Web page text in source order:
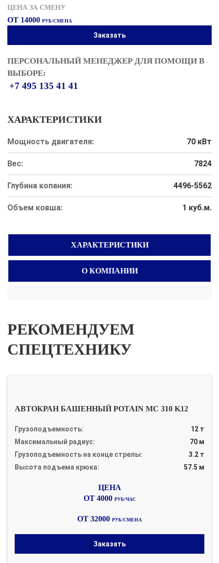
ЦЕНА ЗА СМЕНУ
ОТ 14000 РУБ/СМЕНА
Заказать
ПЕРСОНАЛЬНЫЙ МЕНЕДЖЕР ДЛЯ ПОМОЩИ В
ВЫБОРЕ:
+7 495 135 41 41
ХАРАКТЕРИСТИКИ
Мощность двигателя: 70 кВт
Вес: 7824
Глубина копания: 4496-5562
Объем ковша: 1 куб.м.
ХАРАКТЕРИСТИКИ
О КОМПАНИИ
РЕКОМЕНДУЕМ
СПЕЦТЕХНИКУ
АВТОКРАН БАШЕННЫЙ POTAIN MC 310 K12
Грузоподъемность:
12 т
Максимальный радиус:
70 м
Грузоподъемность на конце стрелы:
3.2 т
Высота подъема крюка:
57.5 м
ОТ 4000 РУБ/ЧАС
ОТ 32000 РУБ/СМЕНА
Заказать